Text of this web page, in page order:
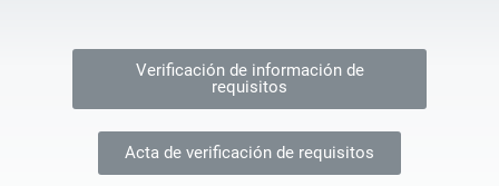
Verificación de información de
requisitos
Acta de verificación de requisitos